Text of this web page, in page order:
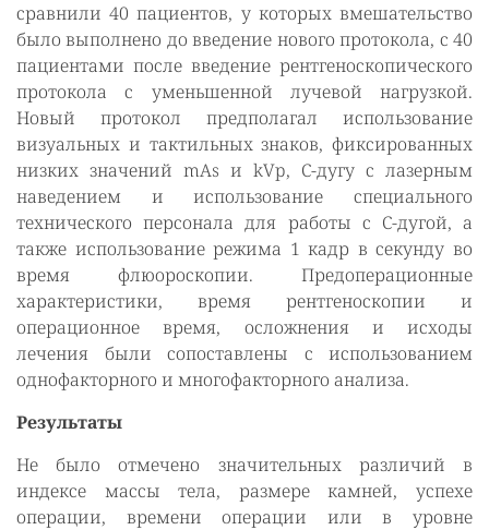
сравнили 40 пациентов, у которых вмешательство
было выполнено до введение нового протокола, с 40
пациентами после введение рентгеноскопического
протокола с уменьшенной лучевой нагрузкой.
Новый протокол предполагал использование
визуальных и тактильных знаков, фиксированных
низких значений mAs и kVp, С-дугу с лазерным
наведением и использование специального
технического персонала для работы с С-дугой, а
также использование режима 1 кадр в секунду во
время флюороскопии. Предоперационные
характеристики, время рентгеноскопии и
операционное время, осложнения и исходы
лечения были сопоставлены с использованием
однофакторного и многофакторного анализа.
Результаты
Не было отмечено значительных различий в
индексе массы тела, размере камней, успехе
операции, времени операции или в уровне